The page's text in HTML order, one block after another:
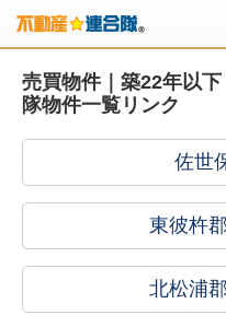
売買物件｜築22年以
隊物件一覧リンク
佐世
東彼杵
北松浦